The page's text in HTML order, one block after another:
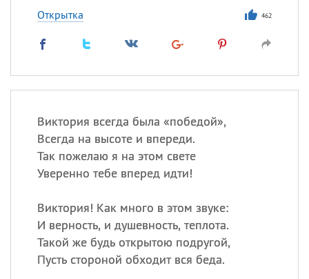
Открытка 462
Виктория всегда была «победой»,
Всегда на высоте и впереди.
Так пожелаю я на этом свете
Уверенно тебе вперед идти!
Виктория! Как много в этом звуке:
И верность, и душевность, теплота.
Такой же будь открытою подругой,
Пусть стороной обходит вся беда.